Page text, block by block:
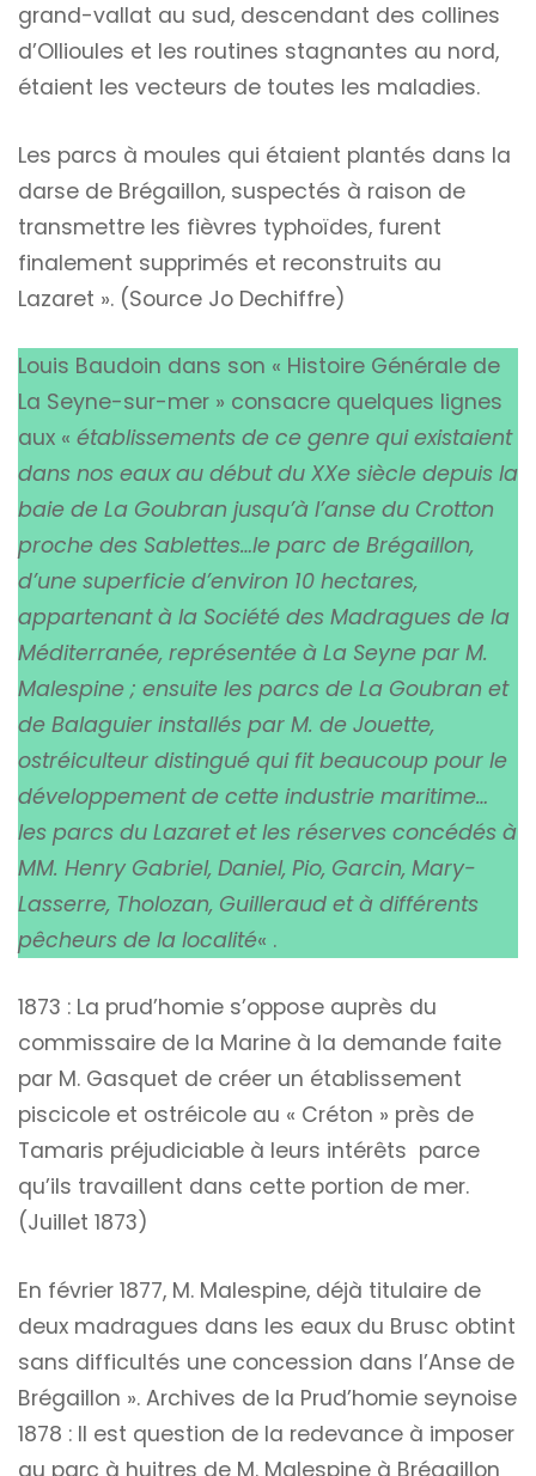
grand-vallat au sud, descendant des collines
d’Ollioules et les routines stagnantes au nord,
étaient les vecteurs de toutes les maladies.
Les parcs à moules qui étaient plantés dans la
darse de Brégaillon, suspectés à raison de
transmettre les fièvres typhoïdes, furent
finalement supprimés et reconstruits au
Lazaret ». (Source Jo Dechiffre)
Louis Baudoin dans son « Histoire Générale de
La Seyne-sur-mer » consacre quelques lignes
aux « établissements de ce genre qui existaient
dans nos eaux au début du XXe siècle depuis la
baie de La Goubran jusqu’à l’anse du Crotton
proche des Sablettes…le parc de Brégaillon,
d’une superficie d’environ 10 hectares,
appartenant à la Société des Madragues de la
Méditerranée, représentée à La Seyne par M.
Malespine ; ensuite les parcs de La Goubran et
de Balaguier installés par M. de Jouette,
ostréiculteur distingué qui fit beaucoup pour le
développement de cette industrie maritime…
les parcs du Lazaret et les réserves concédés à
MM. Henry Gabriel, Daniel, Pio, Garcin, Mary-
Lasserre, Tholozan, Guilleraud et à différents
pêcheurs de la localité« .
1873 : La prud’homie s’oppose auprès du
commissaire de la Marine à la demande faite
par M. Gasquet de créer un établissement
piscicole et ostréicole au « Créton » près de
Tamaris préjudiciable à leurs intérêts parce
qu’ils travaillent dans cette portion de mer.
(Juillet 1873)
En février 1877, M. Malespine, déjà titulaire de
deux madragues dans les eaux du Brusc obtint
sans difficultés une concession dans l’Anse de
Brégaillon ». Archives de la Prud’homie seynoise
1878 : Il est question de la redevance à imposer
au parc à huitres de M. Malespine à Brégaillon